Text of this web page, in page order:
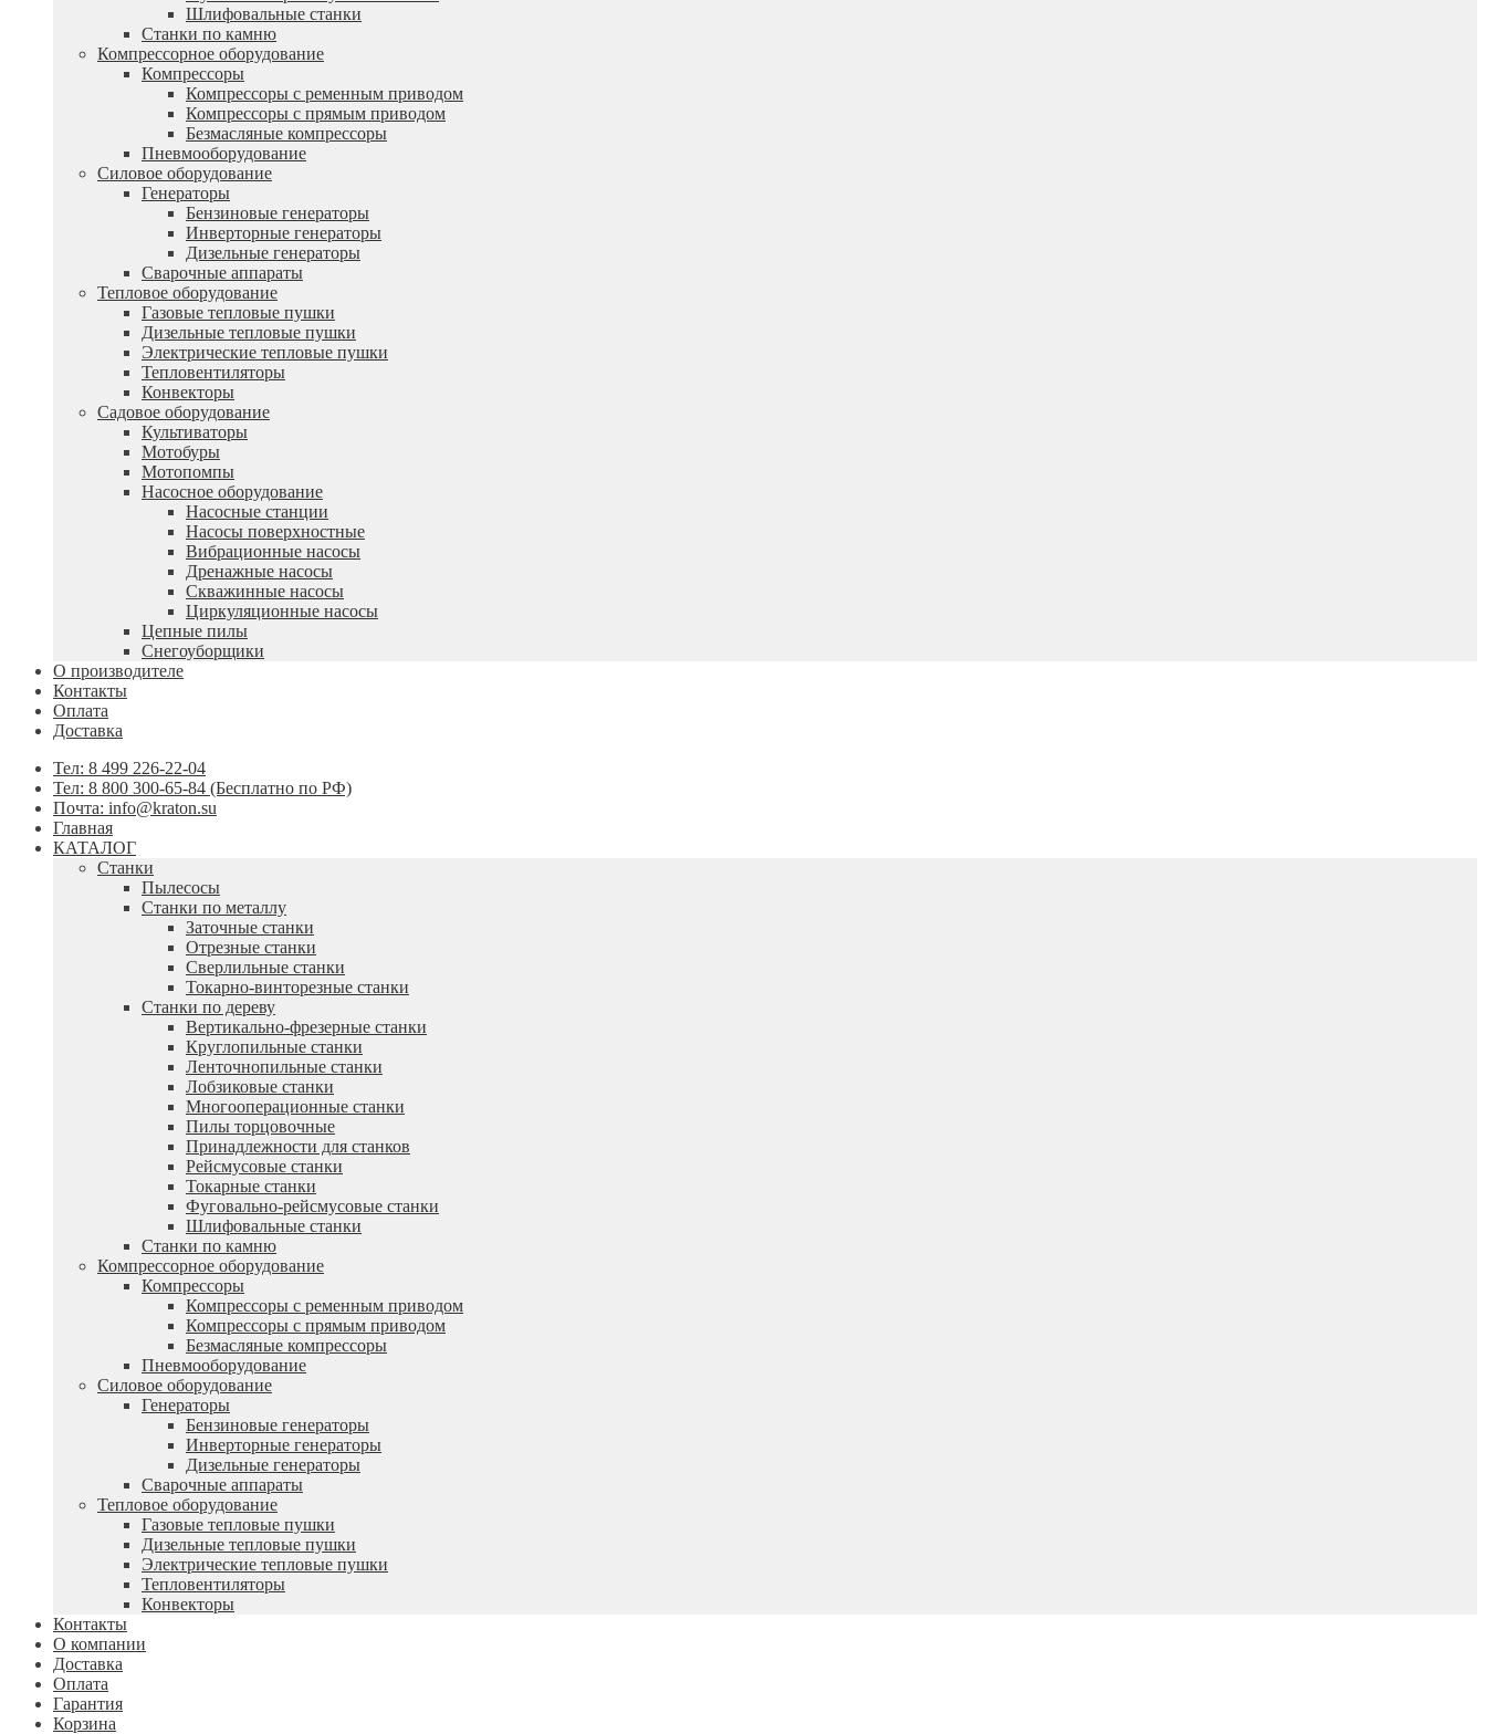
Шлифовальные станки
Станки по камню
Компрессорное оборудование
Компрессоры
Компрессоры с ременным приводом
Компрессоры с прямым приводом
Безмасляные компрессоры
Пневмооборудование
Силовое оборудование
Генераторы
Бензиновые генераторы
Инверторные генераторы
Дизельные генераторы
Сварочные аппараты
Тепловое оборудование
Газовые тепловые пушки
Дизельные тепловые пушки
Электрические тепловые пушки
Тепловентиляторы
Конвекторы
Садовое оборудование
Культиваторы
Мотобуры
Мотопомпы
Насосное оборудование
Насосные станции
Насосы поверхностные
Вибрационные насосы
Дренажные насосы
Скважинные насосы
Циркуляционные насосы
Цепные пилы
Снегоуборщики
О производителе
Контакты
Оплата
Доставка
Тел: 8 499 226-22-04
Тел: 8 800 300-65-84 (Бесплатно по РФ)
Почта: info@kraton.su
Главная
КАТАЛОГ
Станки
Пылесосы
Станки по металлу
Заточные станки
Отрезные станки
Сверлильные станки
Токарно-винторезные станки
Станки по дереву
Вертикально-фрезерные станки
Круглопильные станки
Ленточнопильные станки
Лобзиковые станки
Многооперационные станки
Пилы торцовочные
Принадлежности для станков
Рейсмусовые станки
Токарные станки
Фуговально-рейсмусовые станки
Шлифовальные станки
Станки по камню
Компрессорное оборудование
Компрессоры
Компрессоры с ременным приводом
Компрессоры с прямым приводом
Безмасляные компрессоры
Пневмооборудование
Силовое оборудование
Генераторы
Бензиновые генераторы
Инверторные генераторы
Дизельные генераторы
Сварочные аппараты
Тепловое оборудование
Газовые тепловые пушки
Дизельные тепловые пушки
Электрические тепловые пушки
Тепловентиляторы
Конвекторы
Контакты
О компании
Доставка
Оплата
Гарантия
Корзина